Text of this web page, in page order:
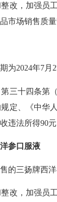
改，加强
市场销售质
为2024年7
三十四条第
定、《中
违法所得90
参口服液
的三扬牌西
改，加强